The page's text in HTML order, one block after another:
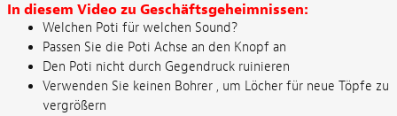
In diesem Video zu Geschäftsgeheimnissen:
Welchen Poti für welchen Sound?
Passen Sie die Poti Achse an den Knopf an
Den Poti nicht durch Gegendruck ruinieren
Verwenden Sie keinen Bohrer, um Löcher für neue Töpfe zu
vergrößern